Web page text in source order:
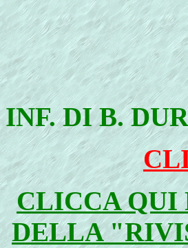
INF. DI B.
CLICCA QUI
DELLA